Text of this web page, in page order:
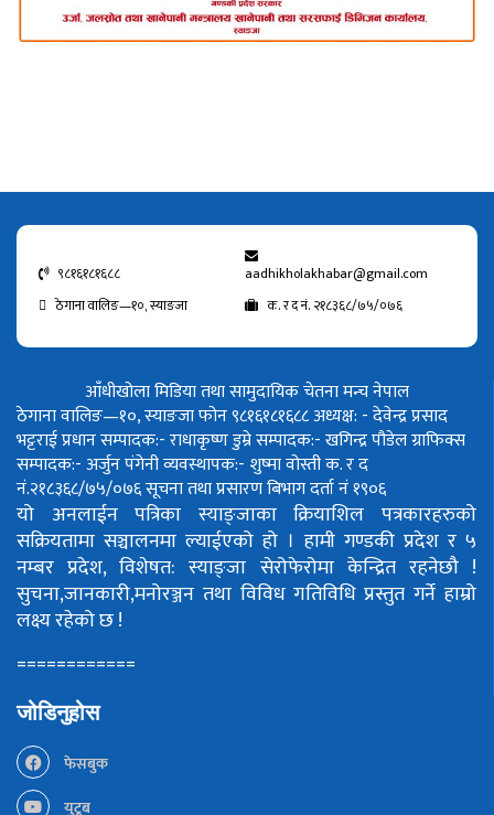
९८१६१८१६८८
aadhikholakhabar@gmail.com
ठेगाना वालिङ—१०, स्याङजा
क. र द नं. २१८३६८/७५/०७६
आँधीखोला मिडिया तथा सामुदायिक चेतना मन्च नेपाल
ठेगाना वालिङ—१०, स्याङजा फोन ९८१६१८१६८८अध्यक्ष: - देवेन्द्र प्रसाद
भट्टराईप्रधान सम्पादक:- राधाकृष्ण डुम्रेसम्पादक:- खगिन्द्र पौडेलग्राफिक्स
सम्पादक:- अर्जुन पंगेनीव्यवस्थापक:- शुष्मा वोस्तीक. र द
नं.२१८३६८/७५/०७६सूचना तथा प्रसारण बिभाग दर्ता नं १९०६
यो अनलाईन पत्रिका स्याङ्जाका क्रियाशिल पत्रकारहरुको
सक्रियतामा सञ्चालनमा ल्याईएको हो । हामी गण्डकी प्रदेश र ५
नम्बर प्रदेश, विशेषत: स्याङ्जा सेरोफेरोमा केन्द्रित रहनेछौ !
सुचना,जानकारी,मनोरञ्जन तथा विविध गतिविधि प्रस्तुत गर्ने हाम्रो
लक्ष्य रहेको छ !
============
जोडिनुहोस
फेसबुक
युटूब